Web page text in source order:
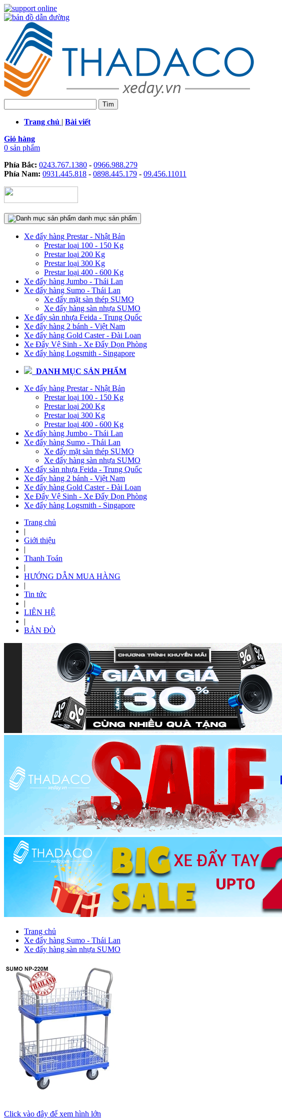
Trang chủ | Bài viết
Giỏ hàng
0 sản phẩm
Phía Bắc: 0243.767.1380 - 0966.988.279
Phía Nam: 0931.445.818 - 0898.445.179 - 09.456.11011
danh mục sản phẩm
Xe đẩy hàng Prestar - Nhật Bản
Prestar loại 100 - 150 Kg
Prestar loại 200 Kg
Prestar loại 300 Kg
Prestar loại 400 - 600 Kg
Xe đẩy hàng Jumbo - Thái Lan
Xe đẩy hàng Sumo - Thái Lan
Xe đẩy mặt sàn thép SUMO
Xe đẩy hàng sàn nhựa SUMO
Xe đẩy sàn nhựa Feida - Trung Quốc
Xe đẩy hàng 2 bánh - Việt Nam
Xe đẩy hàng Gold Caster - Đài Loan
Xe Đẩy Vệ Sinh - Xe Đẩy Dọn Phòng
Xe đẩy hàng Logsmith - Singapore
DANH MỤC SẢN PHẨM
Xe đẩy hàng Prestar - Nhật Bản
Prestar loại 100 - 150 Kg
Prestar loại 200 Kg
Prestar loại 300 Kg
Prestar loại 400 - 600 Kg
Xe đẩy hàng Jumbo - Thái Lan
Xe đẩy hàng Sumo - Thái Lan
Xe đẩy mặt sàn thép SUMO
Xe đẩy hàng sàn nhựa SUMO
Xe đẩy sàn nhựa Feida - Trung Quốc
Xe đẩy hàng 2 bánh - Việt Nam
Xe đẩy hàng Gold Caster - Đài Loan
Xe Đẩy Vệ Sinh - Xe Đẩy Dọn Phòng
Xe đẩy hàng Logsmith - Singapore
Trang chủ
|
Giới thiệu
|
Thanh Toán
|
HƯỚNG DẪN MUA HÀNG
|
Tin tức
|
LIÊN HỆ
|
BẢN ĐÒ
Trang chủ
Xe đẩy hàng Sumo - Thái Lan
Xe đẩy hàng sàn nhựa SUMO
Click vào đây để xem hình lớn